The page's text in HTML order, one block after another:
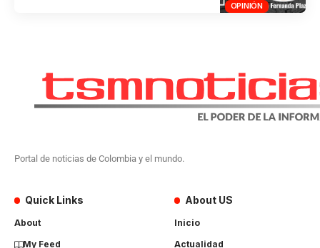
OPINIÓN
Portal de noticias de Colombia y el mundo.
Quick Links
About
My Feed
About US
Inicio
Actualidad